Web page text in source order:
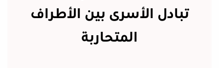
تبادل الأسرى بين الأطراف
المتحاربة